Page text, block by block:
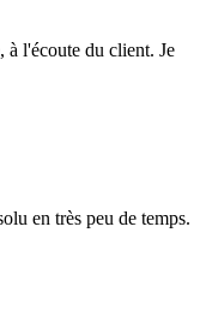
à l'écoute du client. Je
en très peu de temps.